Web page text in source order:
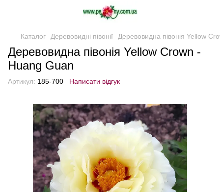
Каталог Деревовидні півонії Деревовидна півонія Yellow
Деревовидна півонія Yellow Crown -
Huang Guan
Артикул: 185-700 Написати відгук